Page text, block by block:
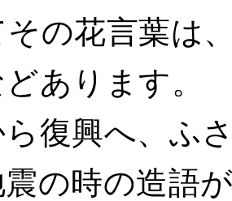
その花言葉は
あります。
復興へ、ふ
の時の造語